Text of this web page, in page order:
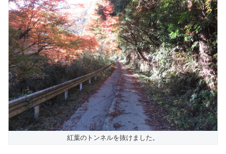
紅葉のトンネルを抜けました。